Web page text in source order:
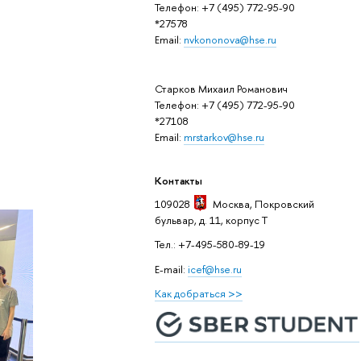
Телефон: +7 (495) 772-95-90
*27578
Email: nvkononova@hse.ru
Старков Михаил Романович
Телефон: +7 (495) 772-95-90
*27108
Email: mrstarkov@hse.ru
Контакты
109028
Москва, Покровский
бульвар, д. 11, корпус T
Тел.: +7-495-580-89-19
E-mail: icef@hse.ru
Как добраться >>